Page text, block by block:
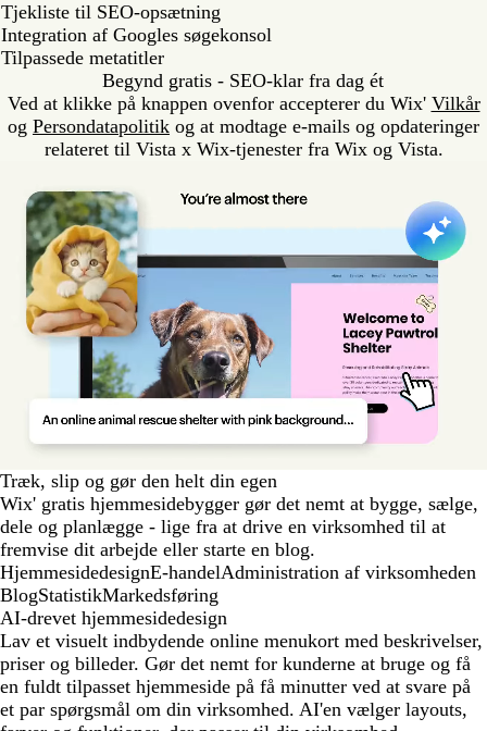
Tjekliste til SEO-opsætning
Integration af Googles søgekonsol
Tilpassede metatitler
Begynd gratis - SEO-klar fra dag ét
Ved at klikke på knappen ovenfor accepterer du Wix' Vilkår
og Persondatapolitik og at modtage e-mails og opdateringer
relateret til Vista x Wix-tjenester fra Wix og Vista.
Træk, slip og gør den helt din egen
Wix' gratis hjemmesidebygger gør det nemt at bygge, sælge,
dele og planlægge - lige fra at drive en virksomhed til at
fremvise dit arbejde eller starte en blog.
HjemmesidedesignE-handelAdministration af virksomheden
BlogStatistikMarkedsføring
AI-drevet hjemmesidedesign
Lav et visuelt indbydende online menukort med beskrivelser,
priser og billeder. Gør det nemt for kunderne at bruge og få
en fuldt tilpasset hjemmeside på få minutter ved at svare på
et par spørgsmål om din virksomhed. AI'en vælger layouts,